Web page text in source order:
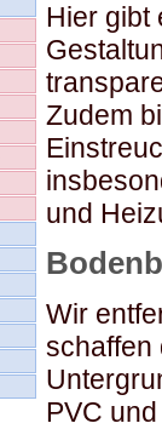
Hier gibt
Zudem
und
Wir
schaffen
PVC